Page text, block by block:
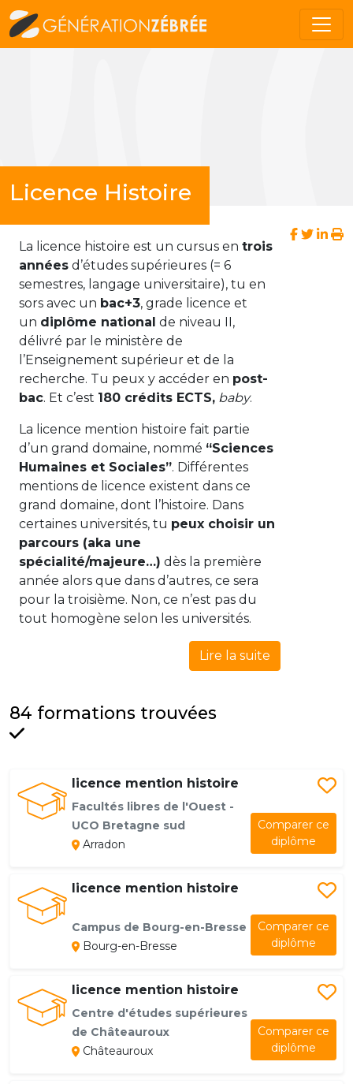
Licence Histoire
La licence histoire est un cursus en trois
années d’études supérieures (= 6
semestres, langage universitaire), tu en
sors avec un bac+3, grade licence et
un diplôme national de niveau II,
délivré par le ministère de
l’Enseignement supérieur et de la
recherche. Tu peux y accéder en post-
bac. Et c’est 180 crédits ECTS, baby.
La licence mention histoire fait partie
d’un grand domaine, nommé “Sciences
Humaines et Sociales”. Différentes
mentions de licence existent dans ce
grand domaine, dont l’histoire. Dans
certaines universités, tu peux choisir un
parcours (aka une
spécialité/majeure…) dès la première
année alors que dans d’autres, ce sera
pour la troisième. Non, ce n’est pas du
tout homogène selon les universités.
Lire la suite
84 formations trouvées
licence mention histoire
Facultés libres de l'Ouest -
UCO Bretagne sud
Arradon
Comparer ce
diplôme
licence mention histoire
Campus de Bourg-en-Bresse
Bourg-en-Bresse
Comparer ce
diplôme
licence mention histoire
Centre d'études supérieures
de Châteauroux
Châteauroux
Comparer ce
diplôme